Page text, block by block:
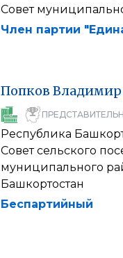
Совет
Член партии
Попков Владимир
Республика
Совет сельского
муниципального
Башкортостан
Беспартийный